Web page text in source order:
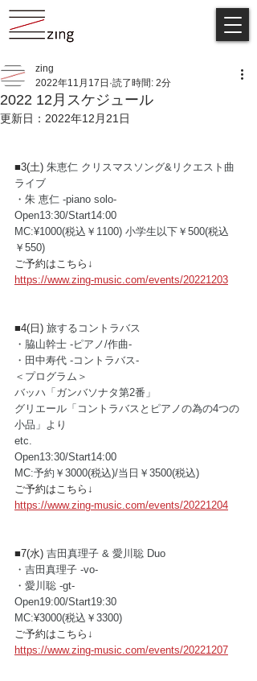
2022 12月スケジュール
zing
2022年11月17日 読了時間: 2分
更新日： 2022年12月21日
■3(土) 朱恵仁 クリスマスソング&リクエスト曲
ライブ
・朱 恵仁 -piano solo-
Open13:30/Start14:00
MC:¥1000(税込￥1100) 小学生以下￥500(税込
￥550)
ご予約はこちら↓
https://www.zing-music.com/events/20221203
■4(日) 旅するコントラバス
・脇山幹士 -ピアノ/作曲-
・田中寿代 -コントラバス-
＜プログラム＞
バッハ「ガンバソナタ第2番」
グリエール「コントラバスとピアノの為の4つの
小品」より
etc.
Open13:30/Start14:00
MC:予約￥3000(税込)/当日￥3500(税込)
ご予約はこちら↓
https://www.zing-music.com/events/20221204
■7(水) 吉田真理子 & 愛川聡 Duo
・吉田真理子 -vo-
・愛川聡 -gt-
Open19:00/Start19:30
MC:¥3000(税込￥3300)
ご予約はこちら↓
https://www.zing-music.com/events/20221207